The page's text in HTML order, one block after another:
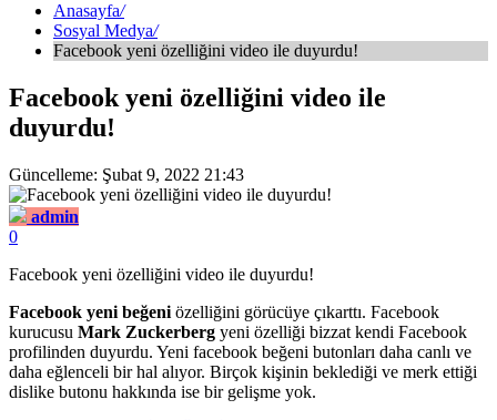
Anasayfa/
Sosyal Medya/
Facebook yeni özelliğini video ile duyurdu!
Facebook yeni özelliğini video ile
duyurdu!
Güncelleme: Şubat 9, 2022 21:43
admin
0
Facebook yeni özelliğini video ile duyurdu!
Facebook yeni beğeni özelliğini görücüye çıkarttı. Facebook
kurucusu Mark Zuckerberg yeni özelliği bizzat kendi Facebook
profilinden duyurdu. Yeni facebook beğeni butonları daha canlı ve
daha eğlenceli bir hal alıyor. Birçok kişinin beklediği ve merk ettiği
dislike butonu hakkında ise bir gelişme yok.